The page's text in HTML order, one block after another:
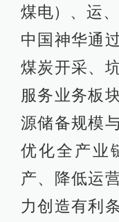
煤电）、运
中国神华通
煤炭开采、
服务业务板
源储备规模
优化全产业
产、降低运
力创造有利